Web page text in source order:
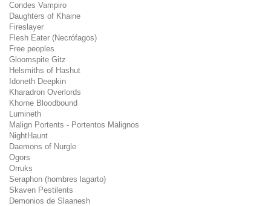
Condes Vampiro
Daughters of Khaine
Fireslayer
Flesh Eater (Necrófagos)
Free peoples
Gloomspite Gitz
Helsmiths of Hashut
Idoneth Deepkin
Kharadron Overlords
Khorne Bloodbound
Lumineth
Malign Portents - Portentos Malignos
NightHaunt
Daemons of Nurgle
Ogors
Orruks
Seraphon (hombres lagarto)
Skaven Pestilents
Demonios de Slaanesh